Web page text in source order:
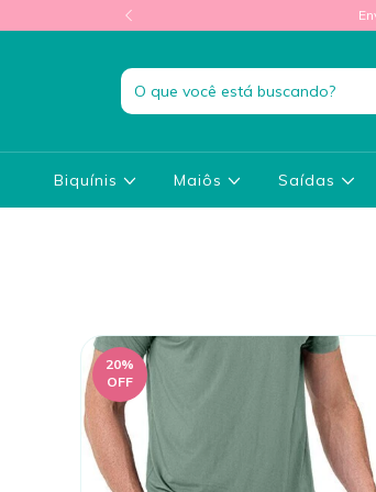
Biquínis Maiôs Saídas
20%
OFF